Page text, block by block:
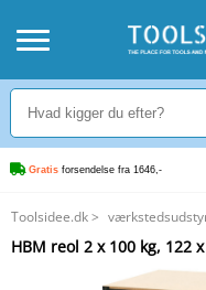
Gratis forsendelse fra 1646,-
Toolsidee.dk>
HBM reol 2 x 100 kg, 122 x 61
HBM reol 2 x 100 kg, 122